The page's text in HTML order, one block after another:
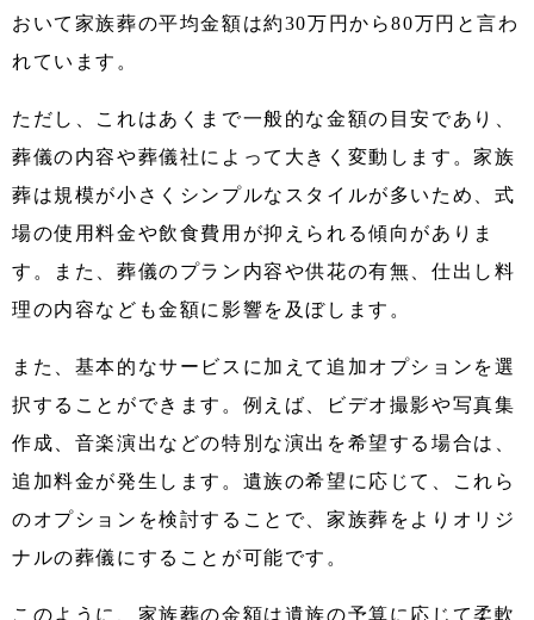
おいて家族葬の平均金額は約30万円から80万円と言わ
れています。
ただし、これはあくまで一般的な金額の目安であり、
葬儀の内容や葬儀社によって大きく変動します。家族
葬は規模が小さくシンプルなスタイルが多いため、式
場の使用料金や飲食費用が抑えられる傾向がありま
す。また、葬儀のプラン内容や供花の有無、仕出し料
理の内容なども金額に影響を及ぼします。
また、基本的なサービスに加えて追加オプションを選
択することができます。例えば、ビデオ撮影や写真集
作成、音楽演出などの特別な演出を希望する場合は、
追加料金が発生します。遺族の希望に応じて、これら
のオプションを検討することで、家族葬をよりオリジ
ナルの葬儀にすることが可能です。
このように、家族葬の金額は遺族の予算に応じて柔軟